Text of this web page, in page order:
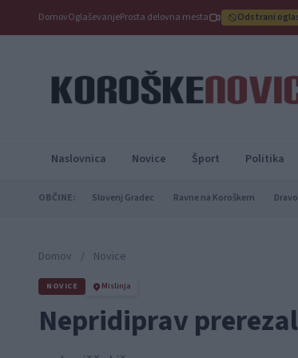
DomovOglaševanjeProsta delovna mesta Odstrani
Naslovnica Novice Šport Politika
OBČINE: Slovenj Gradec Ravne na Koroškem
Domov / Novice
NOVICE Mislinja
Nepridiprav